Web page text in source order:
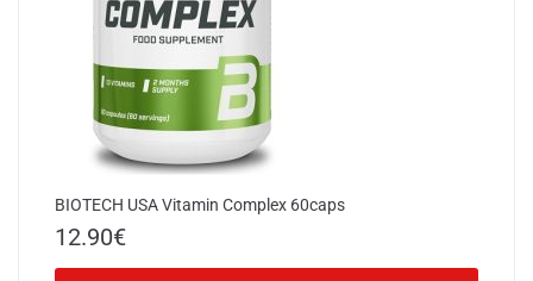
BIOTECH USA Vitamin Complex 60caps
12.90€